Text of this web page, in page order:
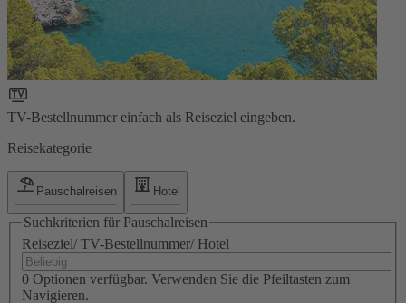
TV-Bestellnummer einfach als Reiseziel eingeben.
Reisekategorie
Pauschalreisen Hotel
Suchkriterien für Pauschalreisen
Reiseziel/ TV-Bestellnummer/ Hotel
0 Optionen verfügbar. Verwenden Sie die Pfeiltasten zum
Navigieren.